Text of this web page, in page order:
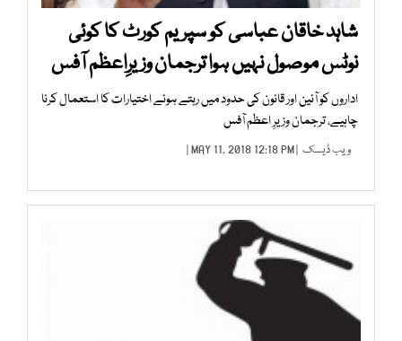
شاہد خاقان عباسی کو سپریم کورٹ کا کوئی
نوٹس موصول نہیں ہوا ترجمان وزیرِاعظم آفس
اداروں کو آئین اور قانون کی حدود میں رہتے ہوئے اختیارات کا استعمال کرنا
چاہیے، ترجمان وزیرِ اعظم آفس
ویب ڈیسک